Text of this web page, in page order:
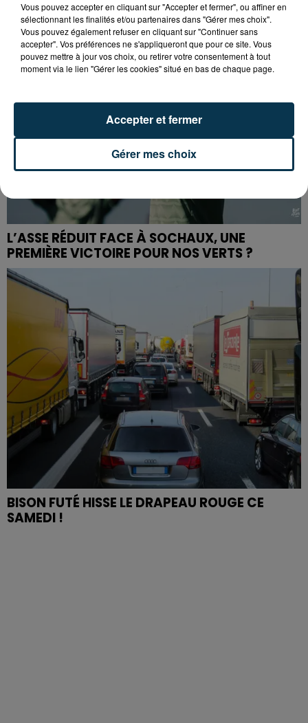
L’ASSE RÉDUIT FACE À SOCHAUX, UNE
PREMIÈRE VICTOIRE POUR NOS VERTS ?
BISON FUTÉ HISSE LE DRAPEAU ROUGE CE
SAMEDI !
Vous pouvez accepter en cliquant sur "Accepter et fermer", ou affiner en
sélectionnant les finalités et/ou partenaires dans "Gérer mes choix".
Vous pouvez également refuser en cliquant sur "Continuer sans
accepter". Vos préférences ne s'appliqueront que pour ce site. Vous
pouvez mettre à jour vos choix, ou retirer votre consentement à tout
moment via le lien "Gérer les cookies" situé en bas de chaque page.
Gérer mes choix
Accepter et fermer